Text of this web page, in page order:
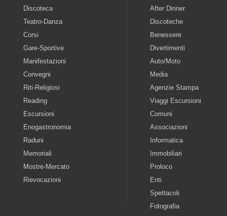
Discoteca
Teatro-Danza
Corsi
Gare-Sportive
Manifestazioni
Convegni
Riti-Religiosi
Reading
Escursioni
Enogastronomia
Raduni
Memoriali
Mostre-Mercato
Rievocazioni
After Dinner
Discoteche
Benessere
Divertimenti
Auto/Moto
Media
Agenzie Stampa
Viaggi Escursioni
Comuni
Associazioni
Informatica
Immobiliari
Proloco
Enti
Spettacoli
Fotografia